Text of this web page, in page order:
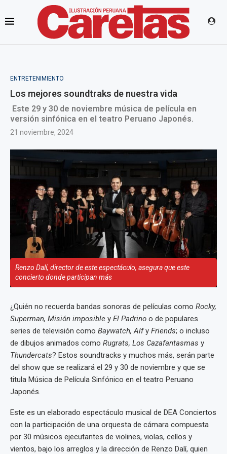
ENTRETENIMIENTO
Los mejores soundtraks de nuestra vida
Este 29 y 30 de noviembre música de película en
versión sinfónica en el teatro Peruano Japonés.
21 noviembre, 2024
Renzo Dalí, director de este espectáculo, asegura que este
concierto donde participan más
¿Quién no recuerda bandas sonoras de películas como Rocky,
Superman, Misión imposible y El Padrino o de populares
series de televisión como Baywatch, Alfy Friends; o incluso
de dibujos animados como Rugrats, Los Cazafantasmas y
Thundercats? Estos soundtracks y muchos más, serán parte
del show que se realizará el 29 y 30 de noviembre y que se
titula Música de Película Sinfónico en el teatro Peruano
Japonés.
Este es un elaborado espectáculo musical de DEA Conciertos
con la participación de una orquesta de cámara compuesta
por 30 músicos ejecutantes de violines, violas, cellos y
vientos, bajo los arreglos y la dirección de Renzo Dalí, quien